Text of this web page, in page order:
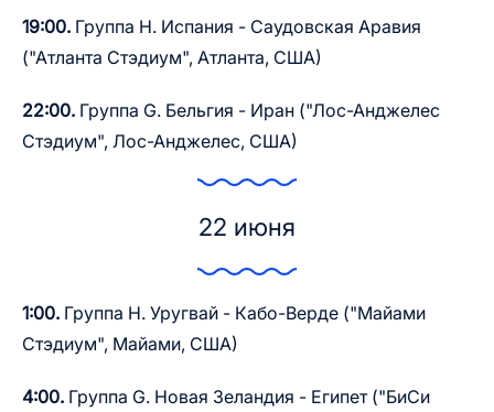
19:00. Группа H. Испания - Саудовская Аравия
("Атланта Стэдиум", Атланта, США)
22:00. Группа G. Бельгия - Иран ("Лос-Анджелес
Стэдиум", Лос-Анджелес, США)
22 июня
1:00. Группа H. Уругвай - Кабо-Верде ("Майами
Стэдиум", Майами, США)
4:00. Группа G. Новая Зеландия - Египет ("БиСи